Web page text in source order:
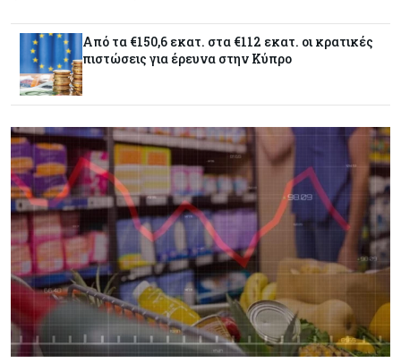
sold out τα νησιά
Μέση Ανατολή
Κόσμος 07-08-2026
Σαουδική Αραβία, Πακιστάν και Τουρκία
υπογράφουν συμφωνία για αμοιβαία άμυνα
Εμπορεύματα 07-08-2026
Πετρέλαιο: Πιάνει και πάλι τα 83 δολάρια το
Brent μετά το σχέδιο του Ιράν για τα Στενά του
Ορμούζ
Από τα €150,6 εκατ. στα €112 εκατ. οι κρατικές
πιστώσεις για έρευνα στην Κύπρο